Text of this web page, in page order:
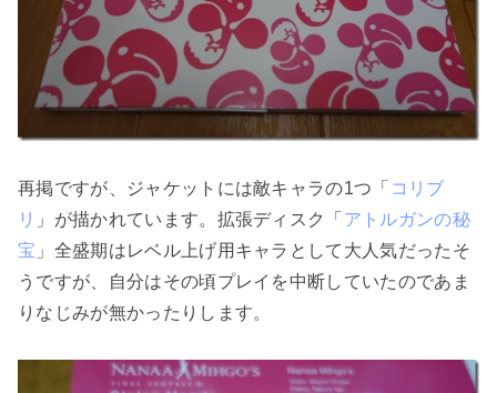
再掲ですが、ジャケットには敵キャラの1つ「 コリブ
リ 」が描かれています。拡張ディスク「 アトルガンの秘
宝 」全盛期はレベル上げ用キャラとして大人気だったそ
うですが、自分はその頃プレイを中断していたのであま
りなじみが無かったりします。